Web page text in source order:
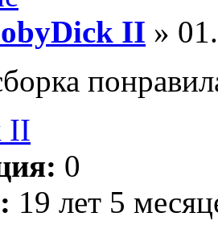
II »
II
0
19 лет 5